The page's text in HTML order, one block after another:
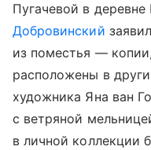
Пугачевой в деревне
Добровинский
из поместья —
расположены в
художника Яна ван
с ветряной
в личной коллекции